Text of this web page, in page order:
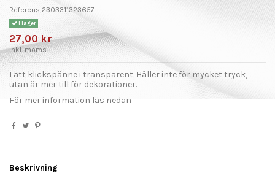
Referens 2303311323657
I lager
27,00 kr
Inkl. moms
Lätt klickspänne i transparent. Håller inte för mycket tryck,
utan är mer till för dekorationer.
För mer information läs nedan
Beskrivning